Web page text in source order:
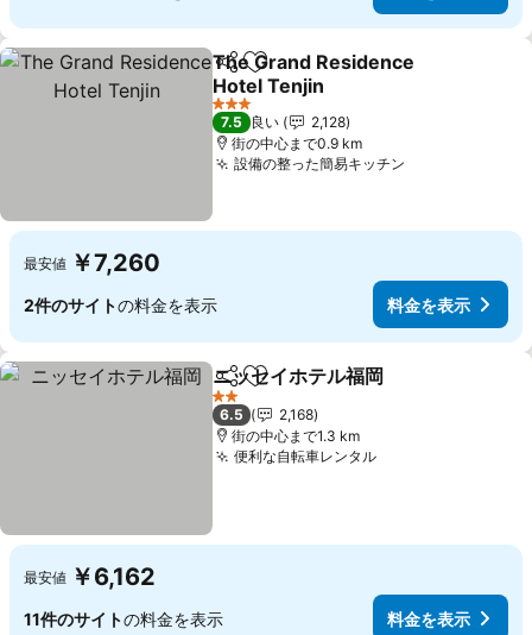
シェアお気に入りに追加
The Grand Residence
Hotel Tenjin
3 ホテルのランク
7.5 良い
2,128
街の中心まで0.9 km
設備の整った簡易キッチン
最安値 ￥7,260
2件のサイトの料金を表示 料金を表示
シェアお気に入りに追加
ニッセイホテル福岡
2 ホテルのランク
6.5
2,168
街の中心まで1.3 km
便利な自転車レンタル
最安値 ￥6,162
11件のサイトの料金を表示 料金を表示